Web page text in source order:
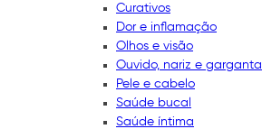
Curativos
Dor e inflamação
Olhos e visão
Ouvido, nariz e garganta
Pele e cabelo
Saúde bucal
Saúde íntima